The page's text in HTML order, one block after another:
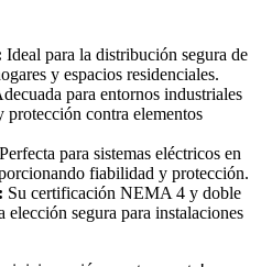
Ideal para la distribución segura de
y espacios residenciales.
para entornos industriales
protección contra elementos
Perfecta para sistemas eléctricos en
fiabilidad y protección.
Su certificación NEMA 4 y doble
segura para instalaciones